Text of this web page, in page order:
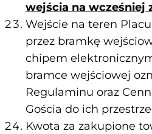
wejścia na wcześniej
Wejście na teren
przez bramkę
chipem
bramce wejściowej
Regulaminu oraz
Gościa do ich
Kwota za zakupione